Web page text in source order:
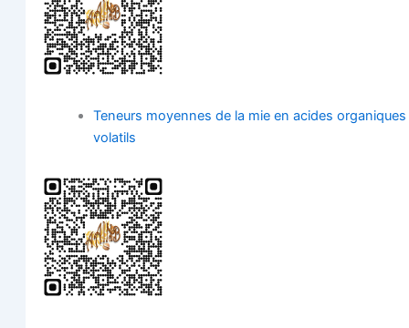
Teneurs moyennes de la mie en acides orga­niques
volatils